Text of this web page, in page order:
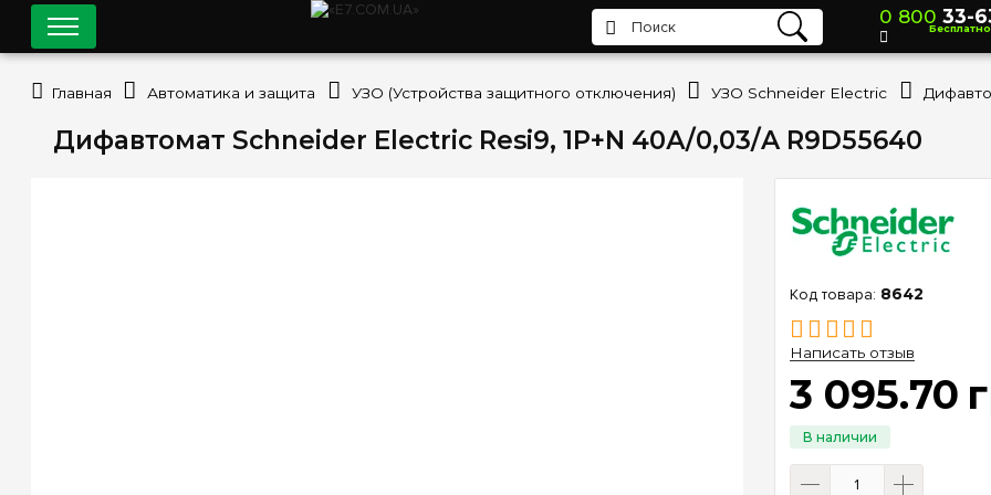
Дифавтомат Schneider Electric Resi9, 1P+N 40А/0,03/A R9D55640
8642
Написать отзыв
3 095.70
0 800 33-
Бесплатно
Главная Автоматика и защита УЗО (Устройства защитного отключения) УЗО Schneider Electric